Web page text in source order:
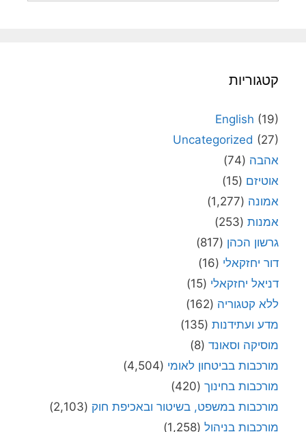
קטגוריות
English (19)
Uncategorized (27)
אהבה (74)
אוטיזם (15)
אמונה (1,277)
אמנות (253)
גרשון הכהן (817)
דור יחזקאלי (16)
דניאל יחזקאלי (15)
ללא קטגוריה (162)
מדע ועתידנות (135)
מוסיקה וסאונד (8)
מורכבות בביטחון לאומי (4,504)
מורכבות בחינוך (420)
מורכבות במשפט, בשיטור ובאכיפת חוק (2,103)
מורכבות בניהול (1,258)